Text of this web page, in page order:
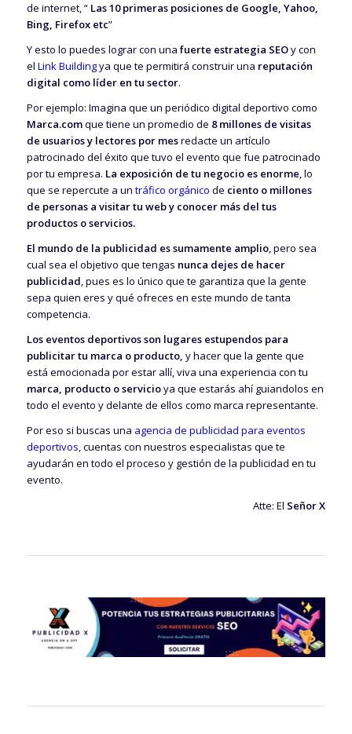
de internet, “ Las 10 primeras posiciones de Google, Yahoo,
Bing, Firefox etc”
Y esto lo puedes lograr con una fuerte estrategia SEOy con
el Link Buildingya que te permitirá construir una reputación
digital como líder en tu sector.
Por ejemplo: Imagina que un periódico digital deportivo como
Marca.comque tiene un promedio de 8 millones de visitas
de usuarios y lectores por mesredacte un artículo
patrocinado del éxito que tuvo el evento que fue patrocinado
por tu empresa. La exposición de tu negocio es enorme, lo
que se repercute a un tráfico orgánico de ciento o millones
de personas a visitar tu web y conocer más del tus
productos o servicios.
El mundo de la publicidad es sumamente amplio, pero sea
cual sea el objetivo que tengas nunca dejes de hacer
publicidad, pues es lo único que te garantiza que la gente
sepa quien eres y qué ofreces en este mundo de tanta
competencia.
Los eventos deportivos son lugares estupendos para
publicitar tu marca o producto, y hacer que la gente que
está emocionada por estar allí, viva una experiencia con tu
marca, producto o servicioya que estarás ahí guiandolos en
todo el evento y delante de ellos como marca representante.
Por eso si buscas una agencia de publicidad para eventos
deportivos, cuentas con nuestros especialistas que te
ayudarán en todo el proceso y gestión de la publicidad en tu
evento.
Atte: El Señor X